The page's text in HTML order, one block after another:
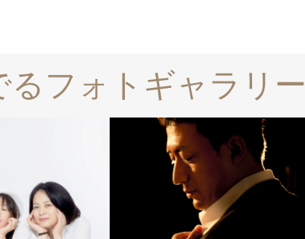
るフォトギャラリー